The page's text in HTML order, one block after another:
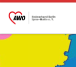
Zum Inhalt